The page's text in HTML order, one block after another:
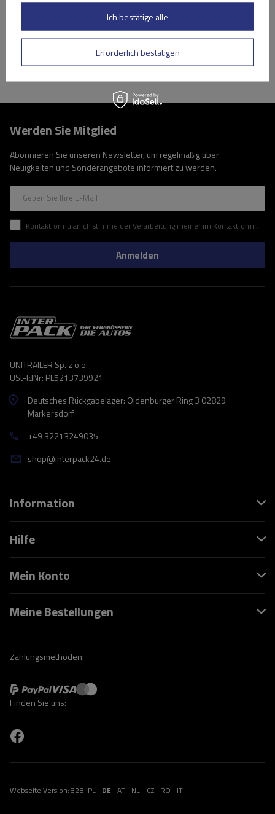
Große Menge verfügbar
Wir versenden schon am11. August
In den
Warenkorb
Werden Sie Mitglied
Abonnieren Sie unseren Newsletter, um regelmäßig über
Neuigkeiten und Sonderangebote informiert zu werden.
Geben Sie Ihre E-Mail
Kontaktformular Ich stimme der Verarbeitung meiner im Kontaktformular enthaltenen personenbezogenen Daten gemäß der Verordnung (EU) des Europäischen Parlaments und des Rates zu.
Anmelden
UNITRAILER Sp. z o.o.
USt-IdNr: PL5213739921
Deutsches Rückgabelager: Oldenburger Ring 3 02829
Markersdorf
+49 32213249035
shop@interpack24.de
Information
Hilfe
Mein Konto
Meine Bestellungen
Zahlungsmethoden:
Finden Sie uns:
Webseite Version:B2B PL DE AT NL CZ RO IT
Erforderlich bestätigen
Ich bestätige alle